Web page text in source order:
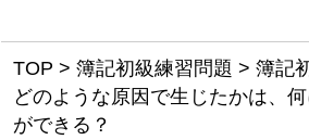
TOP > 簿記初級練習問題 > 簿記
どのような原因で生じたかは、
ができる？